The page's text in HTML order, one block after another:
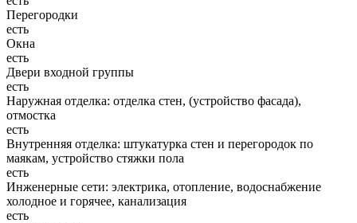
Перегородки
есть
Окна
есть
Двери входной группы
есть
Наружная отделка: отделка стен, (устройство фасада),
отмостка
есть
Внутренняя отделка: штукатурка стен и перегородок по
маякам, устройство стяжки пола
есть
Инженерные сети: электрика, отопление, водоснабжение
холодное и горячее, канализация
есть